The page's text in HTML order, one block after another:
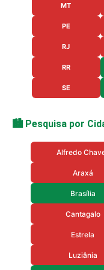
MT
PE
RJ
RR
SE
🏙️ Pesquisa por
Alfredo
Araxá
Brasília
Cantagalo
Estrela
Luziânia